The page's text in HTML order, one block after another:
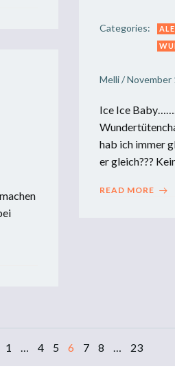
Categories:
Melli/November
Ice Ice
hab ich immer
er gleich???
READ MORE
Page
1 … Page
4 Page
5 Page
6 Page
7 Page
8 … Page
23